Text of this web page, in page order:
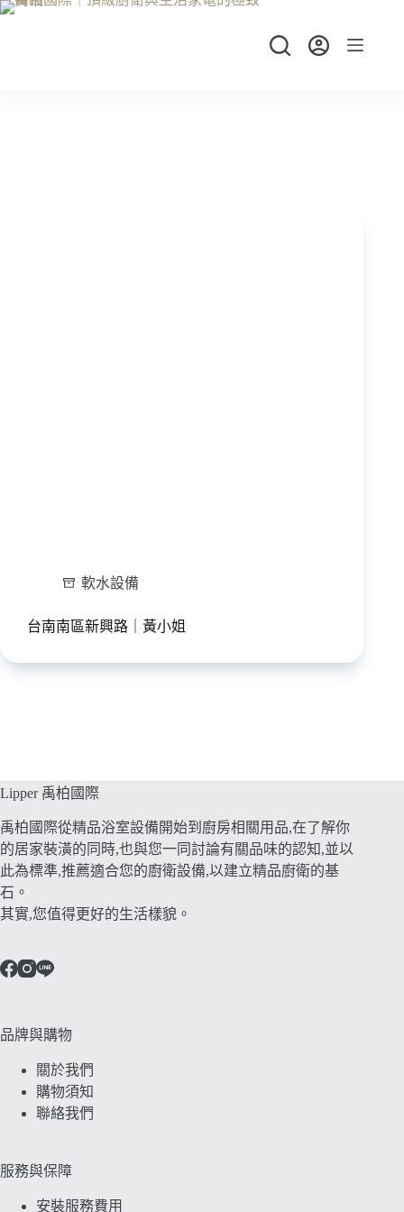
跳
軟水設備
台南南區新興路｜黃小姐
Lipper 禹柏國際
禹柏國際從精品浴室設備開始到廚房相關用品,在了解你
的居家裝潢的同時,也與您一同討論有關品味的認知,並以
此為標準,推薦適合您的廚衛設備,以建立精品廚衛的基
石。
其實,您值得更好的生活樣貌。
品牌與購物
關於我們
購物須知
聯絡我們
服務與保障
安裝服務費用